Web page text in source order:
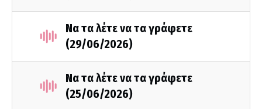
Να τα λέτε να τα γράφετε
(29/06/2026)
Να τα λέτε να τα γράφετε
(25/06/2026)